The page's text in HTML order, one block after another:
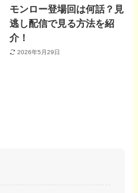
モンロー登場回は何話？見
逃し配信で見る方法を紹
介！
2026年5月29日